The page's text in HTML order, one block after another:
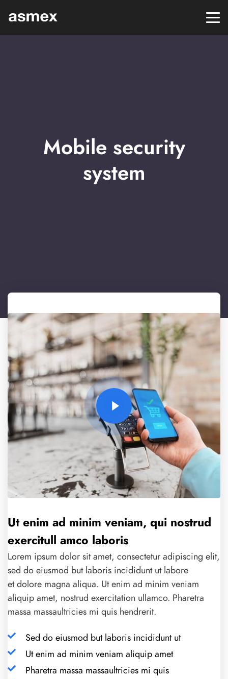
Mobile security
system
Ut enim ad minim veniam, qui nostrud
exercitull amco laboris
Lorem ipsum dolor sit amet, consectetur adipiscing elit,
sed do eiusmod but laboris incididunt ut labore
et dolore magna aliqua. Ut enim ad minim veniam
aliquip amet, nostrud exercitation ullamco. Pharetra
massa massaultricies mi quis hendrerit.
Sed do eiusmod but laboris incididunt ut
Ut enim ad minim veniam aliquip amet
Pharetra massa massaultricies mi quis